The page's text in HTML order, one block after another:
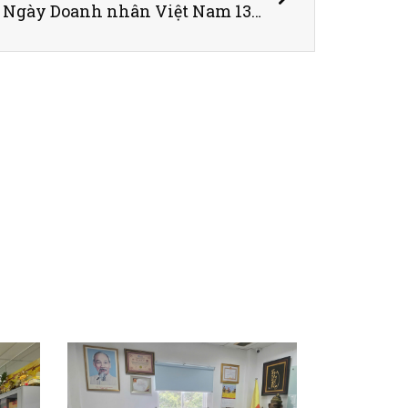
Luật Nam Hà chúc mừng Ngày Doanh nhân Việt Nam 13/10